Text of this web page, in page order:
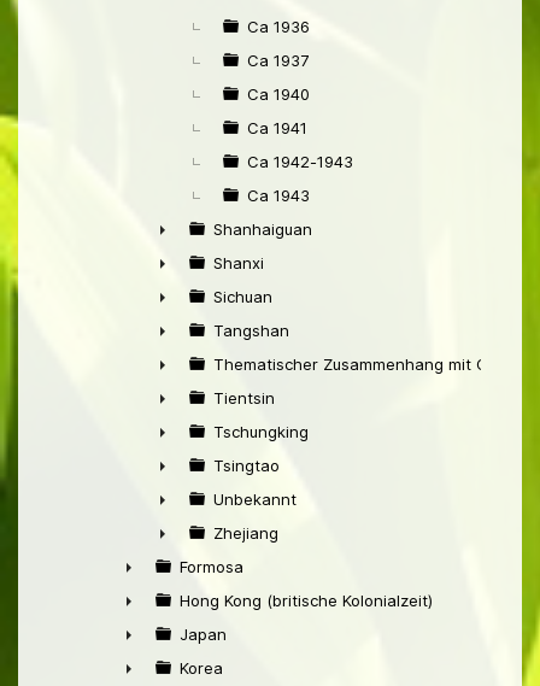
Ca 1936
Ca 1937
Ca 1940
Ca 1941
Ca 1942-1943
Ca 1943
►
Shanhaiguan
►
Shanxi
►
Sichuan
►
Tangshan
►
Thematischer Zusammenhang mit China
►
Tientsin
►
Tschungking
►
Tsingtao
►
Unbekannt
►
Zhejiang
►
Formosa
►
Hong Kong (britische Kolonialzeit)
►
Japan
Korea